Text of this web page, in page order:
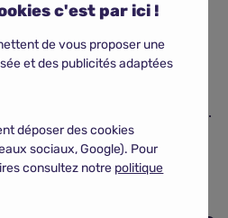
une estimation des
formules d’assurance.
les garantieset de
mieux adaptée à votre
de votre budget et de
couverture.
c'est par ici !
de vous proposer une
et des publicités adaptées
déposer des cookies
sociaux, Google). Pour
consultez notre politique